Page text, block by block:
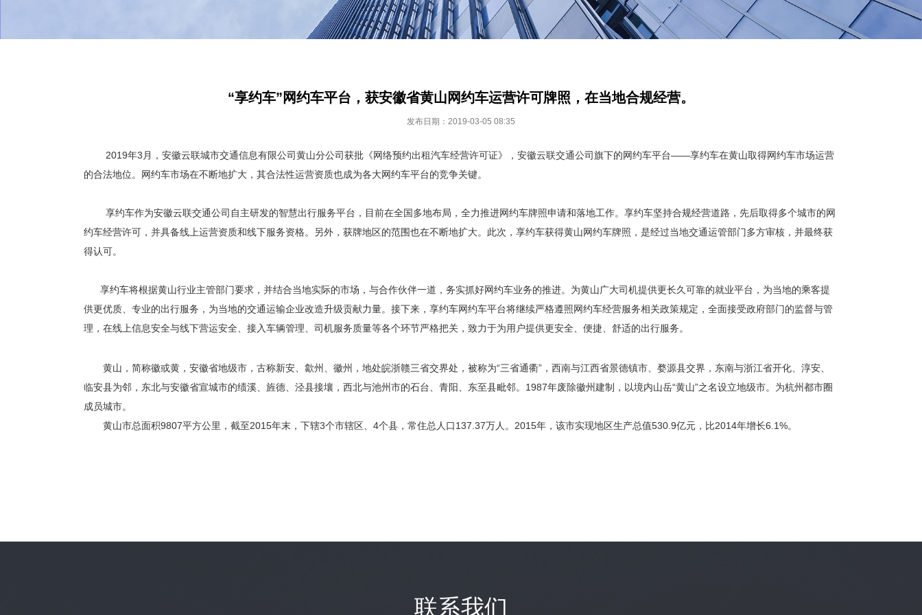
“享约车”网约车平台，获安徽省黄山网约车运营许可牌照，在当地合规经营。
发布日期：2019-03-05 08:35
2019年3月，安徽云联城市交通信息有限公司黄山分公司获批《网络预约出租汽车经营许可证》，安徽云联交通公司旗下的网约车平台——享约车在黄山取得网约车市场运营
的合法地位。网约车市场在不断地扩大，其合法性运营资质也成为各大网约车平台的竞争关键。
享约车作为安徽云联交通公司自主研发的智慧出行服务平台，目前在全国多地布局，全力推进网约车牌照申请和落地工作。享约车坚持合规经营道路，先后取得多个城市的网
约车经营许可，并具备线上运营资质和线下服务资格。另外，获牌地区的范围也在不断地扩大。此次，享约车获得黄山网约车牌照，是经过当地交通运管部门多方审核，并最终获
得认可。
享约车将根据黄山行业主管部门要求，并结合当地实际的市场，与合作伙伴一道，务实抓好网约车业务的推进。为黄山广大司机提供更长久可靠的就业平台，为当地的乘客提
供更优质、专业的出行服务，为当地的交通运输企业改造升级贡献力量。接下来，享约车网约车平台将继续严格遵照网约车经营服务相关政策规定，全面接受政府部门的监督与管
理，在线上信息安全与线下营运安全、接入车辆管理、司机服务质量等各个环节严格把关，致力于为用户提供更安全、便捷、舒适的出行服务。
黄山，简称徽或黄，安徽省地级市，古称新安、歙州、徽州，地处皖浙赣三省交界处，被称为“三省通衢”，西南与江西省景德镇市、婺源县交界，东南与浙江省开化、淳安、
临安县为邻，东北与安徽省宣城市的绩溪、旌德、泾县接壤，西北与池州市的石台、青阳、东至县毗邻。1987年废除徽州建制，以境内山岳“黄山”之名设立地级市。为杭州都市圈
成员城市。
黄山市总面积9807平方公里，截至2015年末，下辖3个市辖区、4个县，常住总人口137.37万人。2015年，该市实现地区生产总值530.9亿元，比2014年增长6.1%。
联系我们